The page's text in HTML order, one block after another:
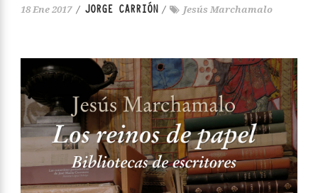
18 Ene 2017 / JORGE CARRIÓN / Jesús Marchamalo